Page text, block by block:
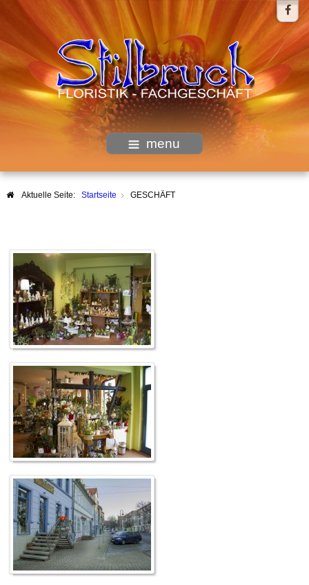
menu
Aktuelle Seite: Startseite GESCHÄFT